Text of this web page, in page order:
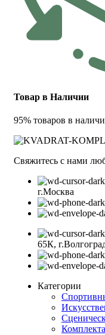
Товар в Наличии
95% товаров в
Свяжитесь с нами
г.Москва
65К,
Категории